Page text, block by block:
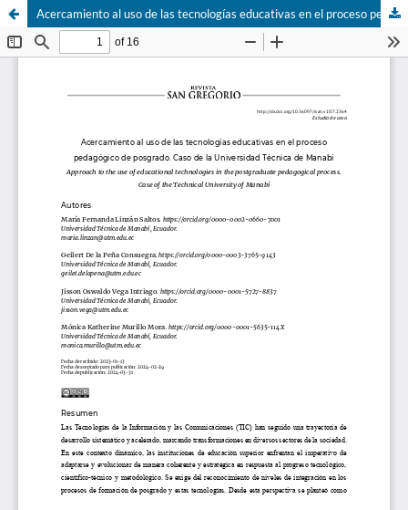
Acercamiento al uso de las tecnologías educativas en el proceso pedagógico de posgrado. Caso de la Universidad Técnica de Manabí